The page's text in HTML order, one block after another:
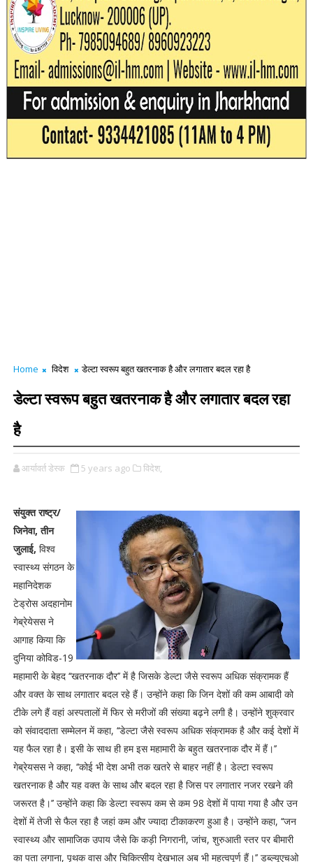
Home विदेश डेल्टा स्वरूप बहुत खतरनाक है और लगातार बदल रहा है
डेल्टा स्वरूप बहुत खतरनाक है और लगातार बदल रहा
है
आर्यावर्त डेस्क 5 years ago विदेश,
संयुक्त राष्ट्र/
जिनेवा, तीन
जुलाई, विश्व
स्वास्थ्य संगठन के
महानिदेशक
टेड्रोस अदहानोम
गेब्रेयेसस ने
आगाह किया कि
दुनिया कोविड-19
महामारी के बेहद ‘‘खतरनाक दौर’’ में है जिसके डेल्टा जैसे स्वरूप अधिक संक्रामक हैं
और वक्त के साथ लगातार बदल रहे हैं। उन्होंने कहा कि जिन देशों की कम आबादी को
टीके लगे हैं वहां अस्पतालों में फिर से मरीजों की संख्या बढ़ने लगी है। उन्होंने शुक्रवार
को संवाददाता सम्मेलन में कहा, ‘‘डेल्टा जैसे स्वरूप अधिक संक्रामक है और कई देशों में
यह फैल रहा है। इसी के साथ ही हम इस महामारी के बहुत खतरनाक दौर में हैं।’’
गेब्रेयसस ने कहा, ‘‘कोई भी देश अभी तक खतरे से बाहर नहीं है। डेल्टा स्वरूप
खतरनाक है और यह वक्त के साथ और बदल रहा है जिस पर लगातार नजर रखने की
जरूरत है।’’ उन्होंने कहा कि डेल्टा स्वरूप कम से कम 98 देशों में पाया गया है और उन
देशों में तेजी से फैल रहा है जहां कम और ज्यादा टीकाकरण हुआ है। उन्होंने कहा, ‘‘जन
स्वास्थ्य और सामाजिक उपाय जैसे कि कड़ी निगरानी, जांच, शुरुआती स्तर पर बीमारी
का पता लगाना, पृथक वास और चिकित्सीय देखभाल अब भी महत्वपूर्ण हैं।’’ डब्ल्यूएचओ